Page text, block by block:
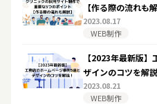
【作る際の流れも解
2023.08.17
WEB制作
【2023年最新版
ザインのコツを解説
2023.08.21
WEB制作